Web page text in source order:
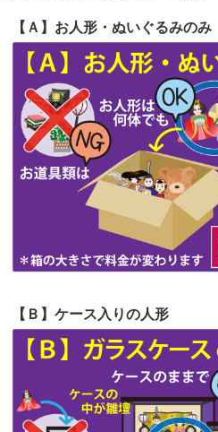
2026/06/20
雛人形をお道具
てくださる...
2026/06/19
インターネット
見つけまし...
第64回人形供養祭令和5年
第63回人形供養祭 令和5
第62回人形供養祭令和5
第61回人形供養祭 令和5
第60回人形供養祭令和5年
第59回人形供養祭 令和5
第58回人形供養祭令和5
第56回人形供養祭 令和4
第55回人形供養祭令和4年
第54回人形供養祭令和4
【Ａ】お人形・ぬいぐるみのみ
【Ｂ】ケース入りの人形